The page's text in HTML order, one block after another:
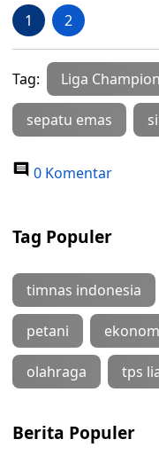
1 2
Tag: Liga
sepatu emas
0 Komentar
Tag Populer
timnas indonesia
petani
olahraga tps
Berita Populer